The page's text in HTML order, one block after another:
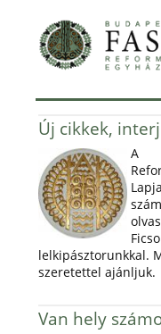
Új cikkek,
A
lelkipásztorunkkal.
szeretettel ajánljuk.
Van hely